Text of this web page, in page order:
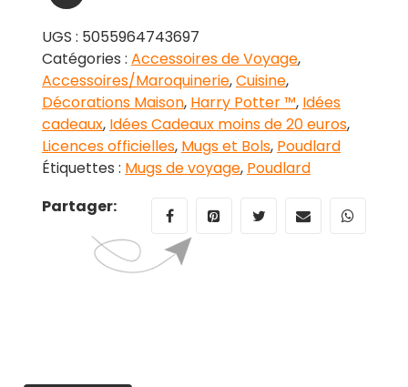
UGS : 5055964743697
Catégories : Accessoires de Voyage,
Accessoires/Maroquinerie,Cuisine,
Décorations Maison, Harry Potter ™, Idées
cadeaux, Idées Cadeaux moins de 20 euros,
Licences officielles, Mugs et Bols, Poudlard
Étiquettes : Mugs de voyage, Poudlard
Partager: